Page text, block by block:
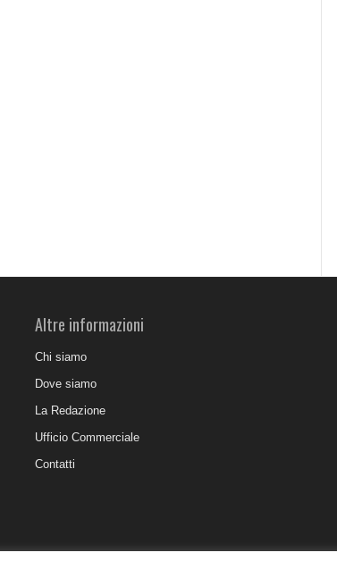
Altre informazioni
Chi siamo
Dove siamo
La Redazione
Ufficio Commerciale
Contatti